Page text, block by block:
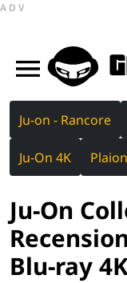
ADV
Ju-on - Rancore
Ju-On 4K
Ju-On
Blu-ray